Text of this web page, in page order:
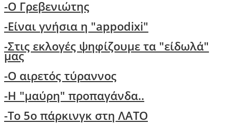
-O Γρεβενιώτης
-Είναι γνήσια η "appodixi"
-Στις εκλογές ψηφίζουμε τα "είδωλά"
μας
-Ο αιρετός τύραννος
-H "μαύρη" προπαγάνδα..
-Το 5ο πάρκινγκ στη ΛΑΤΟ